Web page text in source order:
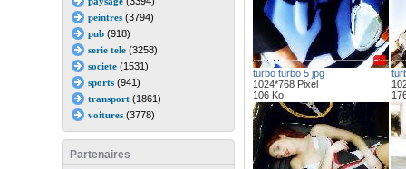
peintres(3794)
pub(918)
serie tele(3258)
societe(1531)
sports(941)
transport(1861)
voitures(3778)
Partenaires
turbo turbo 5 jpg
1024*768 Pixel
106 Ko